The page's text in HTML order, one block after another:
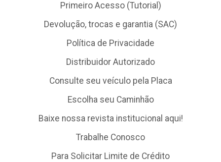
Primeiro Acesso (Tutorial)
Devolução, trocas e garantia (SAC)
Política de Privacidade
Distribuidor Autorizado
Consulte seu veículo pela Placa
Escolha seu Caminhão
Baixe nossa revista institucional aqui!
Trabalhe Conosco
Para Solicitar Limite de Crédito